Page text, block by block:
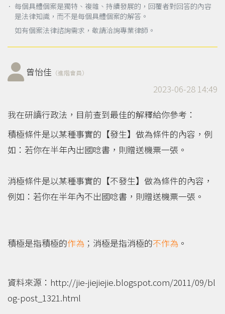
． 每個具體個案是獨特、複雜、持續發展的，回覆者對回答的內容
是法律知識，而不是每個具體個案的解答。
如有個案法律諮詢需求，敬請洽詢專業律師。
曾怡佳 （進階會員）
2023-06-28 14:49
我在研讀行政法，目前查到最佳的解釋給你參考：
積極條件是以某種事實的【發生】做為條件的內容，例
如：若你在半年內出國唸書，則贈送機票一張。
消極條件是以某種事實的【不發生】做為條件的內容，
例如：若你在半年內不出國唸書，則贈送機票一張。
積極是指積極的作為 ；消極是指消極的不作為 。
資料來源：http://jie-jiejiejie.blogspot.com/2011/09/bl
og-post_1321.html